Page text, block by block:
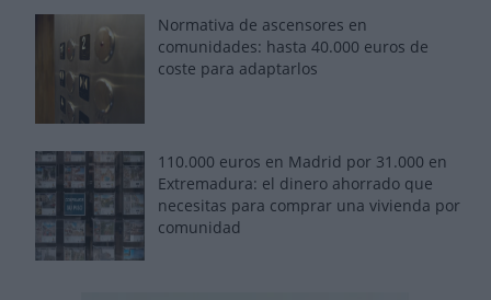
Normativa de ascensores en
comunidades: hasta 40.000 euros de
coste para adaptarlos
110.000 euros en Madrid por 31.000 en
Extremadura: el dinero ahorrado que
necesitas para comprar una vivienda por
comunidad